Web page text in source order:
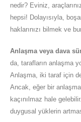
nedir? Eviniz,
hepsi! Dolayısıyla,
haklarınızı bilmek ve
Anlaşma veya dava
da, tarafların anlaşma
Anlaşma, iki taraf için
Ancak, eğer bir
kaçınılmaz hale
duygusal yüklerin